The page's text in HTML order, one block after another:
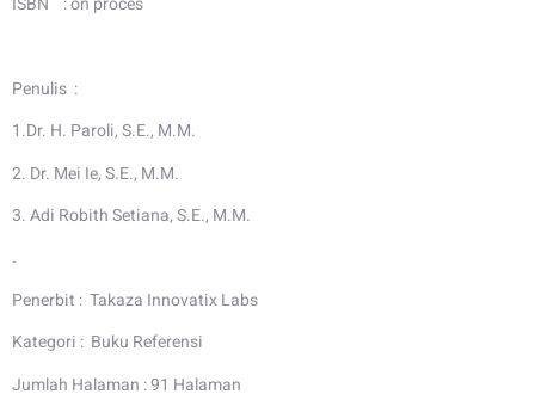
Penulis :
1.Dr. H. Paroli, S.E., M.M.
2. Dr. Mei Ie, S.E., M.M.
3. Adi Robith Setiana, S.E., M.M.
.
Penerbit : Takaza Innovatix Labs
Kategori : Buku Referensi
Jumlah Halaman : 91 Halaman